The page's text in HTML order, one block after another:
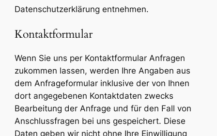
Datenschutzerklärung entnehmen.
Kontaktformular
Wenn Sie uns per Kontaktformular Anfragen
zukommen lassen, werden Ihre Angaben aus
dem Anfrageformular inklusive der von Ihnen
dort angegebenen Kontaktdaten zwecks
Bearbeitung der Anfrage und für den Fall von
Anschlussfragen bei uns gespeichert. Diese
Daten geben wir nicht ohne Ihre Einwilligung